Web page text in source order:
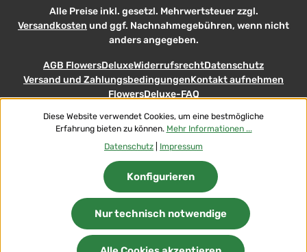
Alle Preise inkl. gesetzl. Mehrwertsteuer zzgl.
Versandkosten und ggf. Nachnahmegebühren, wenn nicht
anders angegeben.
© 2026 Flowers-Deluxe - with
AGB FlowersDeluxeWiderrufsrechtDatenschutz
Versand und ZahlungsbedingungenKontakt aufnehmen
FlowersDeluxe-FAQ
Diese Website verwendet Cookies, um eine bestmögliche
Erfahrung bieten zu können. Mehr Informationen ...
Datenschutz
Impressum
Nur technisch notwendige
Konfigurieren